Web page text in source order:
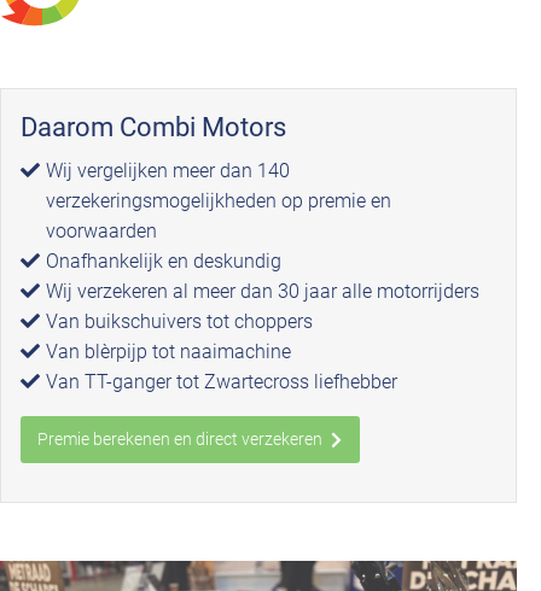
Daarom Combi Motors
Wij vergelijken meer dan 140
verzekeringsmogelijkheden op premie en
voorwaarden
Onafhankelijk en deskundig
Wij verzekeren al meer dan 30 jaar alle motorrijders
Van buikschuivers tot choppers
Van blèrpijp tot naaimachine
Van TT-ganger tot Zwartecross liefhebber
Premie berekenen en direct verzekeren